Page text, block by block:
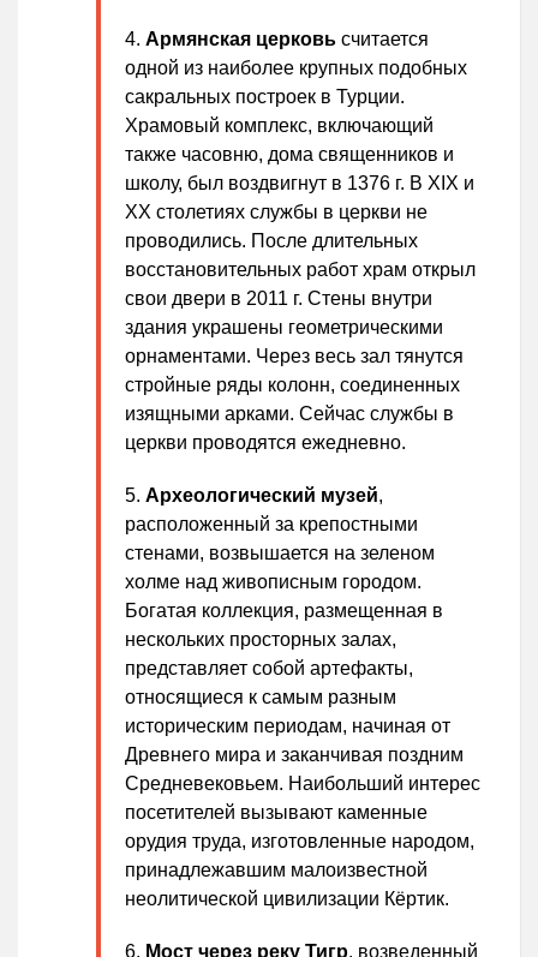
Армянская церковь считается
одной из наиболее крупных подобных
сакральных построек в Турции.
Храмовый комплекс, включающий
также часовню, дома священников и
школу, был воздвигнут в 1376 г. В XIX и
XX столетиях службы в церкви не
проводились. После длительных
восстановительных работ храм открыл
свои двери в 2011 г. Стены внутри
здания украшены геометрическими
орнаментами. Через весь зал тянутся
стройные ряды колонн, соединенных
изящными арками. Сейчас службы в
церкви проводятся ежедневно.
Археологический музей,
расположенный за крепостными
стенами, возвышается на зеленом
холме над живописным городом.
Богатая коллекция, размещенная в
нескольких просторных залах,
представляет собой артефакты,
относящиеся к самым разным
историческим периодам, начиная от
Древнего мира и заканчивая поздним
Средневековьем. Наибольший интерес
посетителей вызывают каменные
орудия труда, изготовленные народом,
принадлежавшим малоизвестной
неолитической цивилизации Кёртик.
Мост через реку Тигр, возведенный